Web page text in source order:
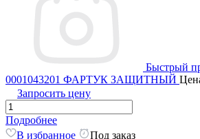
Быстрый
0001043201 ФАРТУК ЗАЩИТНЫЙ
Запросить цену
Подробнее
В избранное
Под заказ